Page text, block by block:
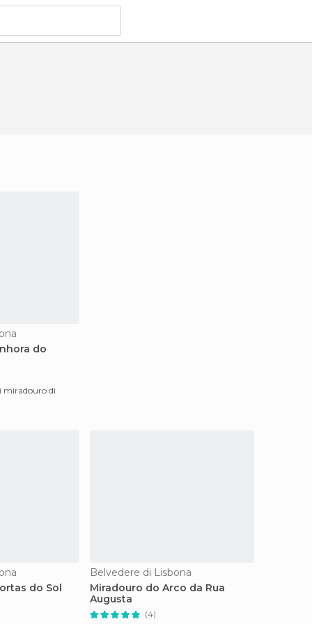
do
miradouro di
do Sol
Belvedere di Lisbona
Miradouro do Arco da Rua
Augusta
(4)